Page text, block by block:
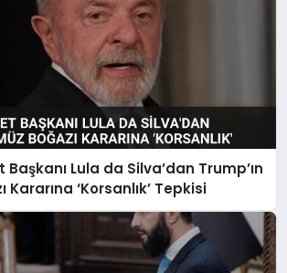
Lula da Silva’dan Trump’ın
Kararına ‘Korsanlık’ Tepkisi